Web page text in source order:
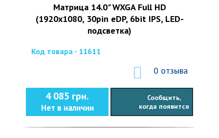
Матрица 14.0" WXGA Full HD
(1920х1080, 30pin eDP, 6bit IPS, LED-
подсветка)
Код товара - 11611
0 отзыва
4 085 грн.
Нет в наличии
Сообщить,
когда появится